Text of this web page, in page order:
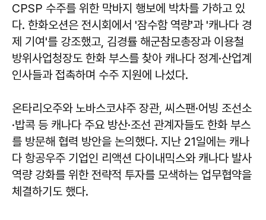
CPSP 수주를 위한 막바지 행보에 박차를 가하고 있
다. 한화오션은 전시회에서 '잠수함 역량'과 '캐나다 경
제 기여'를 강조했고, 김경률 해군참모총장과 이용철
방위사업청장도 한화 부스를 찾아 캐나다 정계·산업계
인사들과 접촉하며 수주 지원에 나섰다.
온타리오주와 노바스코샤주 장관, 씨스팬·어빙 조선소
·밥콕 등 캐나다 주요 방산·조선 관계자들도 한화 부스
를 방문해 협력 방안을 논의했다. 지난 21일에는 캐나
다 항공우주 기업인 리액션 다이내믹스와 캐나다 발사
역량 강화를 위한 전략적 투자를 모색하는 업무협약을
체결하기도 했다.